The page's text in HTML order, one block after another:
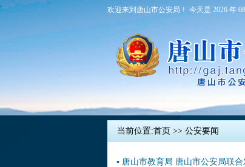
欢迎来到唐山市公安局！ 今天是 2026 年
当前位置:首页 >> 公安要闻
▪ 唐山市教育局 唐山市公安局联